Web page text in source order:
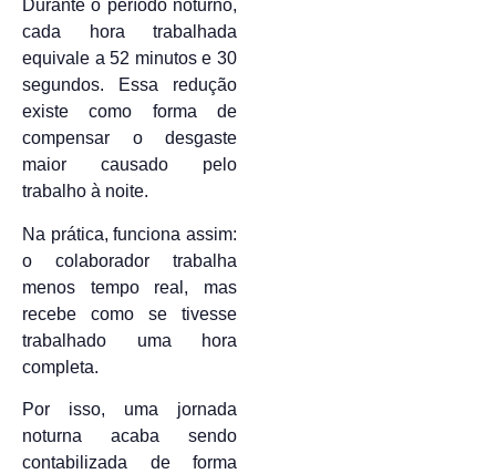
Durante o período noturno,
cada hora trabalhada
equivale a 52 minutos e 30
segundos. Essa redução
existe como forma de
compensar o desgaste
maior causado pelo
trabalho à noite.
Na prática, funciona assim:
o colaborador trabalha
menos tempo real, mas
recebe como se tivesse
trabalhado uma hora
completa.
Por isso, uma jornada
noturna acaba sendo
contabilizada de forma